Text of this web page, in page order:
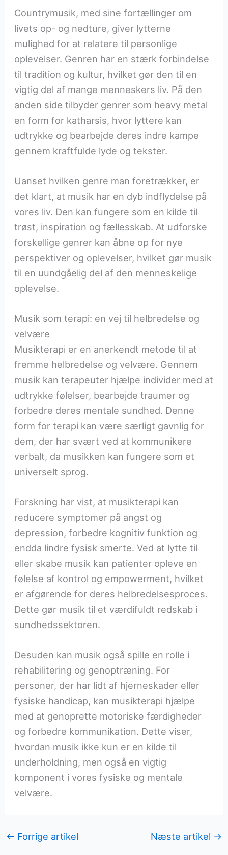
Countrymusik, med sine fortællinger om
livets op- og nedture, giver lytterne
mulighed for at relatere til personlige
oplevelser. Genren har en stærk forbindelse
til tradition og kultur, hvilket gør den til en
vigtig del af mange menneskers liv. På den
anden side tilbyder genrer som heavy metal
en form for katharsis, hvor lyttere kan
udtrykke og bearbejde deres indre kampe
gennem kraftfulde lyde og tekster.
Uanset hvilken genre man foretrækker, er
det klart, at musik har en dyb indflydelse på
vores liv. Den kan fungere som en kilde til
trøst, inspiration og fællesskab. At udforske
forskellige genrer kan åbne op for nye
perspektiver og oplevelser, hvilket gør musik
til en uundgåelig del af den menneskelige
oplevelse.
Musik som terapi: en vej til helbredelse og
velvære
Musikterapi er en anerkendt metode til at
fremme helbredelse og velvære. Gennem
musik kan terapeuter hjælpe individer med at
udtrykke følelser, bearbejde traumer og
forbedre deres mentale sundhed. Denne
form for terapi kan være særligt gavnlig for
dem, der har svært ved at kommunikere
verbalt, da musikken kan fungere som et
universelt sprog.
Forskning har vist, at musikterapi kan
reducere symptomer på angst og
depression, forbedre kognitiv funktion og
endda lindre fysisk smerte. Ved at lytte til
eller skabe musik kan patienter opleve en
følelse af kontrol og empowerment, hvilket
er afgørende for deres helbredelsesproces.
Dette gør musik til et værdifuldt redskab i
sundhedssektoren.
Desuden kan musik også spille en rolle i
rehabilitering og genoptræning. For
personer, der har lidt af hjerneskader eller
fysiske handicap, kan musikterapi hjælpe
med at genoprette motoriske færdigheder
og forbedre kommunikation. Dette viser,
hvordan musik ikke kun er en kilde til
underholdning, men også en vigtig
komponent i vores fysiske og mentale
velvære.
← Forrige artikel Næste artikel →